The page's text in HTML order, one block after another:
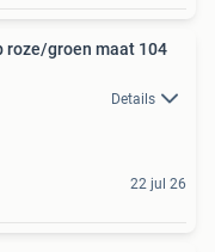
roze/groen maat 104
Details
22 jul 26